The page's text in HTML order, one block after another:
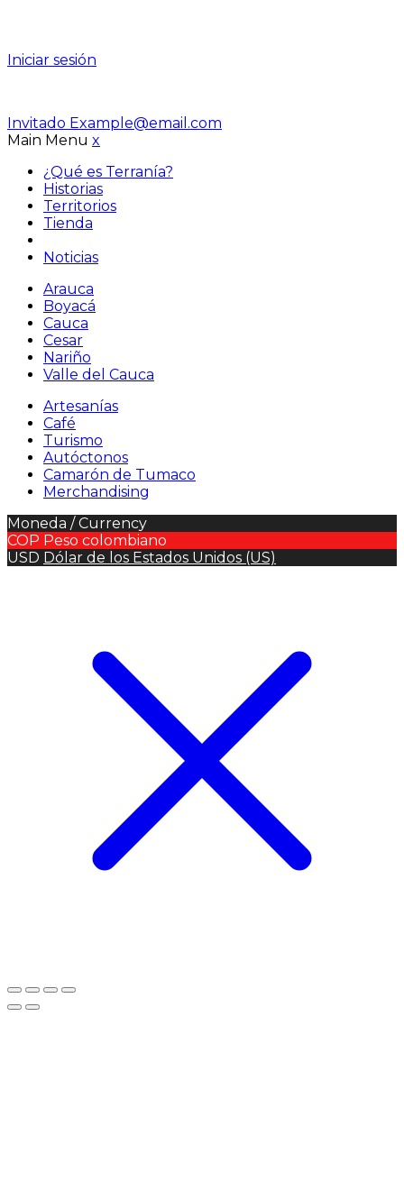
Iniciar sesión
Invitado Example@email.com
Main Menu x
¿Qué es Terranía?
Historias
Territorios
Tienda
Noticias
Arauca
Boyacá
Cauca
Cesar
Nariño
Valle del Cauca
Artesanías
Café
Turismo
Autóctonos
Camarón de Tumaco
Merchandising
Moneda / Currency
COP Peso colombiano
USD Dólar de los Estados Unidos (US)